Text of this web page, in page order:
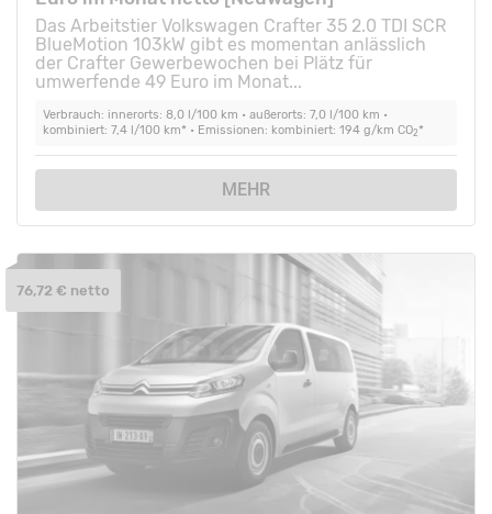
Das Arbeitstier Volkswagen Crafter 35 2.0 TDI SCR
BlueMotion 103kW gibt es momentan anlässlich
der Crafter Gewerbewochen bei Plätz für
umwerfende 49 Euro im Monat...
Verbrauch: innerorts: 8,0 l/100 km • außerorts: 7,0 l/100 km •
kombiniert: 7,4 l/100 km* • Emissionen: kombiniert: 194 g/km CO2*
MEHR
76,72 € netto